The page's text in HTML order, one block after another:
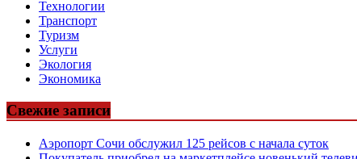
Технологии
Транспорт
Туризм
Услуги
Экология
Экономика
Свежие записи
Аэропорт Сочи обслужил 125 рейсов с начала суток